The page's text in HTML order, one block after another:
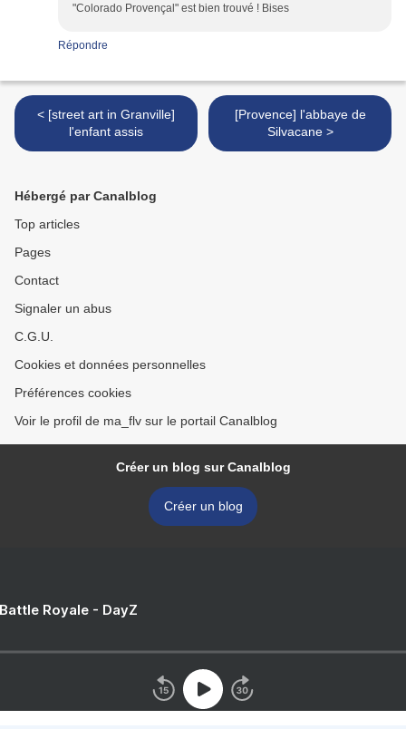
"Colorado Provençal" est bien trouvé ! Bises
Répondre
< [street art in Granville]
l'enfant assis
[Provence] l'abbaye de
Silvacane >
Hébergé par Canalblog
Top articles
Pages
Contact
Signaler un abus
C.G.U.
Cookies et données personnelles
Préférences cookies
Voir le profil de ma_flv sur le portail Canalblog
Créer un blog sur Canalblog
Créer un blog
Royale - DayZ